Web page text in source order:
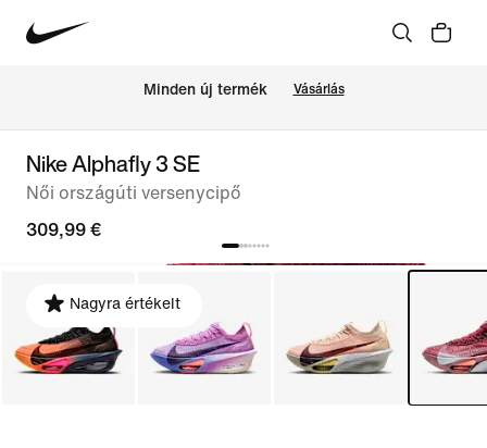
Minden új termék Vásárlás
Nike Alphafly 3 SE
Női országúti versenycipő
309,99 €
Nagyra értékelt